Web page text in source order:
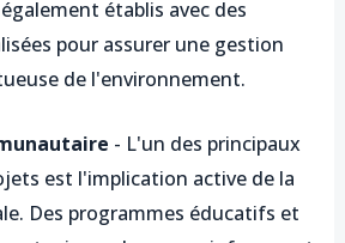
établis avec des
pour assurer une gestion
de l'environnement.
- L'un des principaux
est l'implication active de la
Des programmes éducatifs et